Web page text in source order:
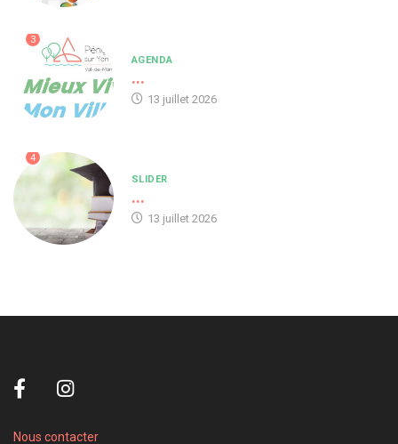
3
AGENDA
...
13 juillet 2026
4
SLIDER
...
13 juillet 2026
Nous contacter